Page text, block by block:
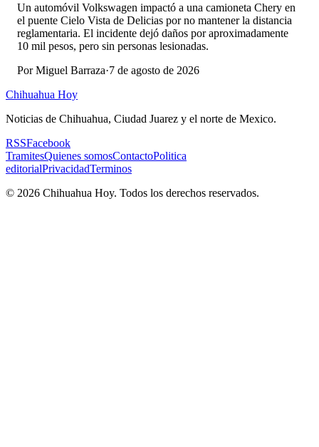
Un automóvil Volkswagen impactó a una camioneta Chery en
el puente Cielo Vista de Delicias por no mantener la distancia
reglamentaria. El incidente dejó daños por aproximadamente
10 mil pesos, pero sin personas lesionadas.
PorMiguel Barraza·7 de agosto de 2026
Chihuahua Hoy
Noticias de Chihuahua, Ciudad Juarez y el norte de Mexico.
RSSFacebook
TramitesQuienes somosContactoPolitica
editorialPrivacidadTerminos
© 2026 Chihuahua Hoy. Todos los derechos reservados.